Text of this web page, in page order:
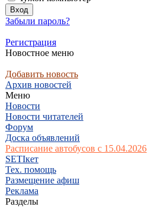
Забыли пароль?
Регистрация
Новостное меню
Добавить новость
Архив новостей
Меню
Новости
Новости читателей
Форум
Доска объявлений
Расписание автобусов с 15.04.2026
SETIкет
Тех. помощь
Размещение афиш
Реклама
Разделы